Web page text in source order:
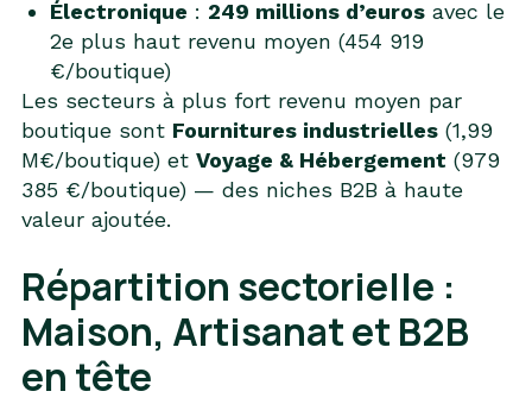
Électronique : 249 millions d’euros avec le
2e plus haut revenu moyen (454 919
€/boutique)
Les secteurs à plus fort revenu moyen par
boutique sont Fournitures industrielles (1,99
M€/boutique) et Voyage & Hébergement (979
385 €/boutique) — des niches B2B à haute
valeur ajoutée.
Répartition sectorielle :
Maison, Artisanat et B2B
en tête